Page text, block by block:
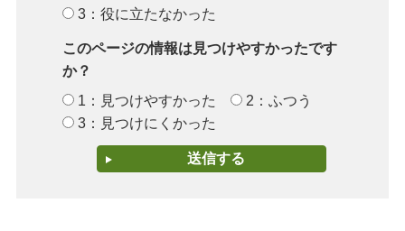
3：役に立たなかった
このページの情報は見つけやすかったです
か？
1：見つけやすかった
2：ふつう
3：見つけにくかった